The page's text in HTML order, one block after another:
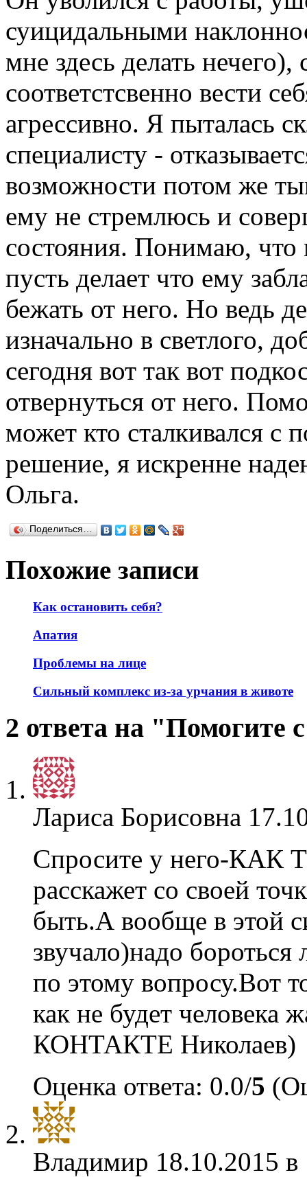
суицидальными
мне здесь делать нечего),
соответстсвенно вести
агрессивно. Я пыталась
специалисту -
возможности потом же
ему не стремлюсь и
состояния. Понимаю, что
пусть делает что ему
бежать от него. Но ведь
изначально в светлого,
сегодня вот так вот
отвернуться от него.
может кто сталкивался с
решение, я искренне
Ольга.
Поделиться…
Похожие записи
Как остановить себя?
Апатия
Проблемы на лице
Сильный комплекс из-за урчания в животе
2 ответа на "Помогите
Лариса Борисовна
Спросите у него-
расскажет со своей
быть.А вообще в этой
звучало)надо
по этому вопросу.Вот
как не будет
КОНТАКТЕ Николаев)
Оценка ответа: 0.0/5
Владимир 18.10.2015